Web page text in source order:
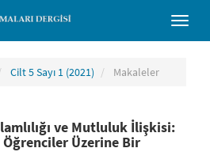
Toggle
Cilt 5 Sayı 1 (2021) Makaleler
ve Mutluluk İlişkisi:
Üzerine Bir